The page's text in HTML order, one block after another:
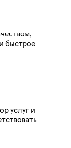
быстрое
услуг и